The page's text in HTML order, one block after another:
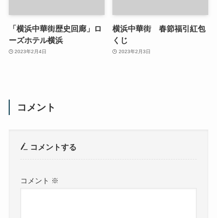
「横浜中華街歴史回廊」ロ
ーズホテル横浜
2023年2月4日
横浜中華街 春節福引紅包
くじ
2023年2月3日
コメント
コメントする
コメント ※